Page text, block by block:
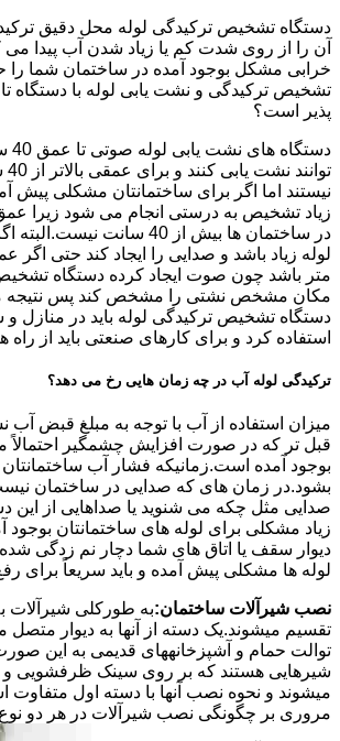
دستگاه تشخیص ترکیدگی لوله محل دقیق
آن را از روی شدت کم یا زیاد شدن آب پیدا می
خرابی مشکل بوجود آمده در ساختمان شما را
تشخیص ترکیدگی و نشت یابی لوله با دستگاه
پذیر است؟
نیستند اما اگر برای ساختمانتان مشکلی پیش
زیاد تشخیص به درستی انجام می شود زیرا
در ساختمان ها بیش از 40 سانت
متر باشد چون صوت ایجاد کرده دستگاه تشخیص
مکان مشخص نشتی را مشخص کند پس نتیجه
دستگاه تشخیص ترکیدگی لوله باید در منازل و
استفاده کرد و برای کارهای صنعتی باید از راه
ترکیدگی لوله آب در چه زمان هایی رخ می دهد؟
میزان استفاده از آب با توجه به مبلغ قبض آب
قبل تر که در صورت افزایش چشمگیر احتمالاً
بوجود آمده است.زمانیکه فشار آب ساختمانتان
بشود.در زمان های که صدایی در ساختمان
صدایی مثل چکه می شنوید یا صداهایی از این
زیاد مشکلی برای لوله های ساختمانتان بوجود
دیوار سقف یا اتاق های شما دچار نم زدگی
لوله ها مشکلی پیش آمده و باید سریعاً برای
نصب شیرآلات ساختمان:به طورکلی شیرآلات
تقسیم میشوند.یک دسته از آنها به دیوار متصل
توالت حمام و آشپزخانههای قدیمی به این
شیرهایی هستند که بر روی سینک ظرفشویی
میشوند و نحوه نصب آنها با دسته اول متفاوت
مروری بر چگونگی نصب شیرآلات در هر دو نوع